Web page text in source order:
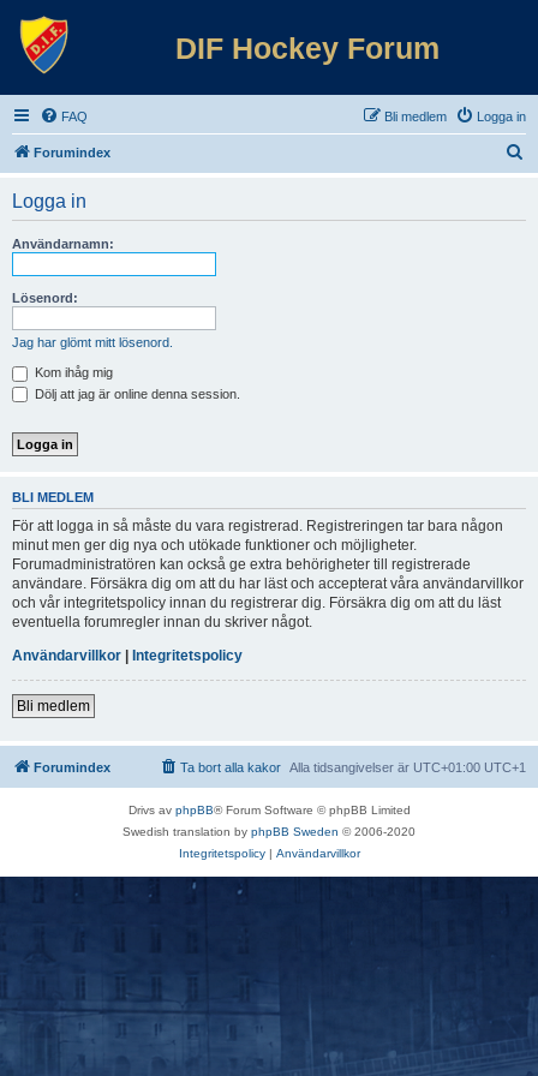
DIF Hockey Forum
FAQ Logga in
Bli medlem
Forumindex
Logga in
Användarnamn:
Lösenord:
Jag har glömt mitt lösenord.
Kom ihåg mig
Dölj att jag är online denna session.
BLI MEDLEM
För att logga in så måste du vara registrerad. Registreringen tar bara någon
minut men ger dig nya och utökade funktioner och möjligheter.
Forumadministratören kan också ge extra behörigheter till registrerade
användare. Försäkra dig om att du har läst och accepterat våra användarvillkor
och vår integritetspolicy innan du registrerar dig. Försäkra dig om att du läst
eventuella forumregler innan du skriver något.
Användarvillkor | Integritetspolicy
Bli medlem
Forumindex Alla tidsangivelser är UTC+01:00 UTC+1
Ta bort alla kakor
Drivs av phpBB® Forum Software © phpBB Limited
Swedish translation by phpBB Sweden © 2006-2020
Integritetspolicy| Användarvillkor